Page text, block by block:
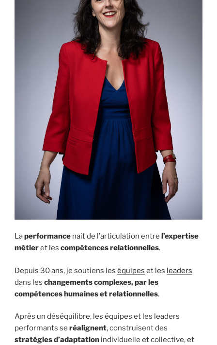
Laperformance nait de l’articulation entre l’expertise
métieret les compétences relationnelles.
Depuis 30 ans, je soutiens les équipes et les leaders
dans les changements complexes, par les
compétences humaines et relationnelles.
Après un déséquilibre, les équipes et les leaders
performants se réalignent, construisent des
stratégiesd’adaptation individuelle et collective, et